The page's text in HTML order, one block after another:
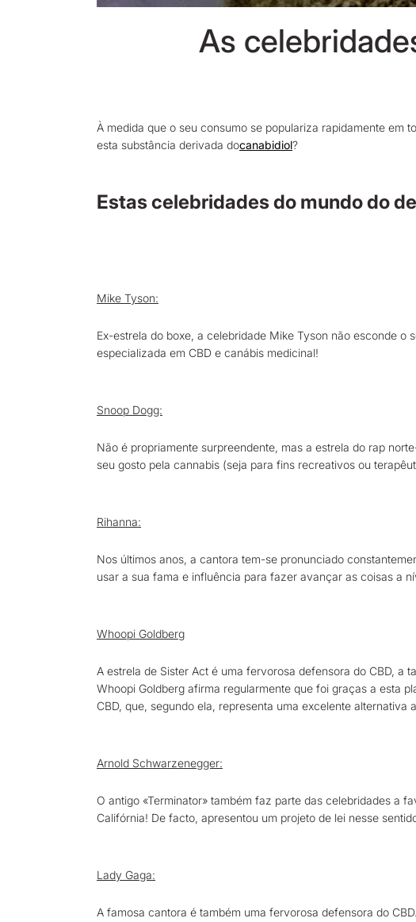
As
À medida que o seu consumo se populariza rapidamente em
esta substância derivada docanabidiol?
Estas celebridades do mundo do
Mike Tyson:
Ex-estrela do boxe, a celebridade Mike Tyson não esconde o
especializada em CBD e canábis medicinal!
Snoop Dogg:
Não é propriamente surpreendente, mas a estrela do rap
seu gosto pela cannabis (seja para fins recreativos ou
Rihanna:
Nos últimos anos, a cantora tem-se pronunciado
usar a sua fama e influência para fazer avançar as coisas a
Whoopi Goldberg
A estrela de Sister Act é uma fervorosa defensora do CBD, a
Whoopi Goldberg afirma regularmente que foi graças a esta
CBD, que, segundo ela, representa uma excelente alternativa
Arnold Schwarzenegger:
O antigo «Terminator» também faz parte das celebridades a
Califórnia! De facto, apresentou um projeto de lei nesse
Lady Gaga:
A famosa cantora é também uma fervorosa defensora do